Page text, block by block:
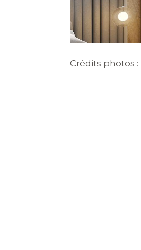
Crédits photos :